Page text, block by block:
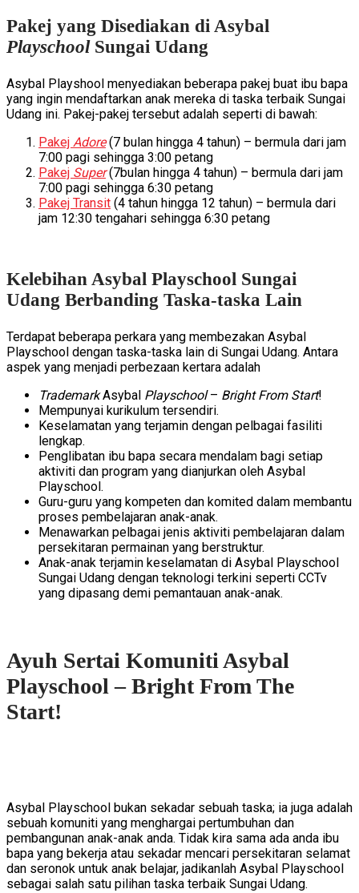
Pakej yang Disediakan di Asybal
PlayschoolSungai Udang
Asybal Playshool menyediakan beberapa pakej buat ibu bapa
yang ingin mendaftarkan anak mereka di taska terbaik Sungai
Udang ini. Pakej-pakej tersebut adalah seperti di bawah:
Pakej Adore(7 bulan hingga 4 tahun) – bermula dari jam
7:00 pagi sehingga 3:00 petang
Pakej Super(7bulan hingga 4 tahun) – bermula dari jam
7:00 pagi sehingga 6:30 petang
Pakej Transit (4 tahun hingga 12 tahun) – bermula dari
jam 12:30 tengahari sehingga 6:30 petang
Kelebihan Asybal Playschool Sungai
Udang Berbanding Taska-taska Lain
Terdapat beberapa perkara yang membezakan Asybal
Playschool dengan taska-taska lain di Sungai Udang. Antara
aspek yang menjadi perbezaan kertara adalah
TrademarkAsybal Playschool– Bright From Start!
Mempunyai kurikulum tersendiri.
Keselamatan yang terjamin dengan pelbagai fasiliti
lengkap.
Penglibatan ibu bapa secara mendalam bagi setiap
aktiviti dan program yang dianjurkan oleh Asybal
Playschool.
Guru-guru yang kompeten dan komited dalam membantu
proses pembelajaran anak-anak.
Menawarkan pelbagai jenis aktiviti pembelajaran dalam
persekitaran permainan yang berstruktur.
Anak-anak terjamin keselamatan di Asybal Playschool
Sungai Udang dengan teknologi terkini seperti CCTv
yang dipasang demi pemantauan anak-anak.
Ayuh Sertai Komuniti Asybal
Playschool – Bright From The
Start!
Asybal Playschool bukan sekadar sebuah taska; ia juga adalah
sebuah komuniti yang menghargai pertumbuhan dan
pembangunan anak-anak anda. Tidak kira sama ada anda ibu
bapa yang bekerja atau sekadar mencari persekitaran selamat
dan seronok untuk anak belajar, jadikanlah Asybal Playschool
sebagai salah satu pilihan taska terbaik Sungai Udang.